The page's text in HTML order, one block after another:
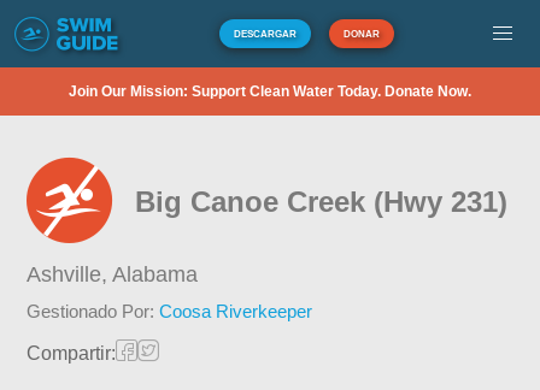
DESCARGAR DONAR
Join Our Mission: Support Clean Water Today. Donate Now.
Big Canoe Creek (Hwy 231)
Ashville,Alabama
Gestionado Por:Coosa Riverkeeper
Compartir: